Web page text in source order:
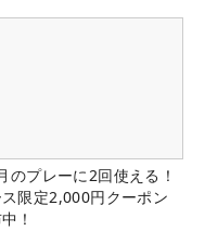
のプレーに2回使える！
ス限定2,000円クーポン
！